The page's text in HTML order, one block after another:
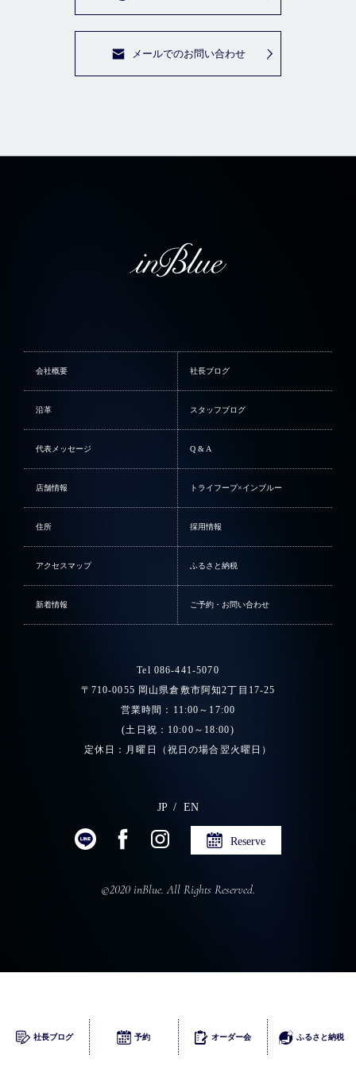
メールでのお問い合わせ
会社概要 社長ブログ
沿革 スタッフブログ
代表メッセージ Q & A
店舗情報 トライフープ×インブルー
住所 採用情報
アクセスマップ ふるさと納税
新着情報 ご予約・お問い合わせ
Tel 086-441-5070
〒710-0055 岡山県倉敷市阿知2丁目17-25
営業時間：11:00～17:00
(土日祝：10:00～18:00)
定休日：月曜日（祝日の場合翌火曜日）
JP EN
Reserve
©2020 inBlue. All Rights Reserved.
ふるさとチョイス
社長ブログ 予約 オーダー会 ふるさと納税